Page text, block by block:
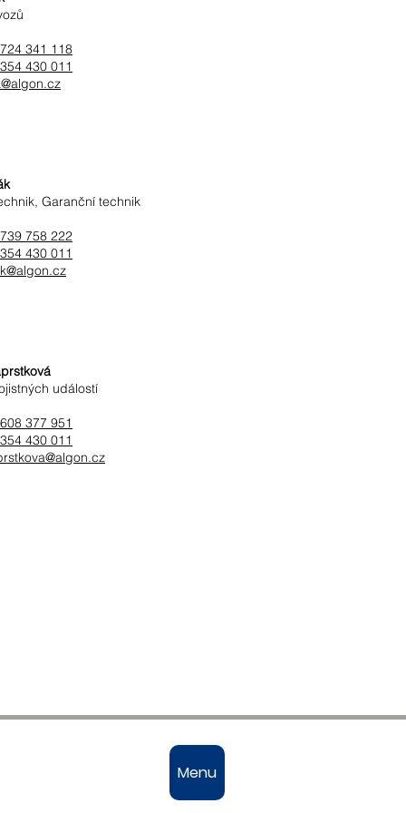
341 118
430 011
Garanční technik
758 222
430 011
událostí
377 951
430 011
Menu